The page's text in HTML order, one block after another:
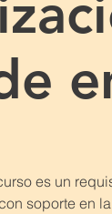
es un
soporte en